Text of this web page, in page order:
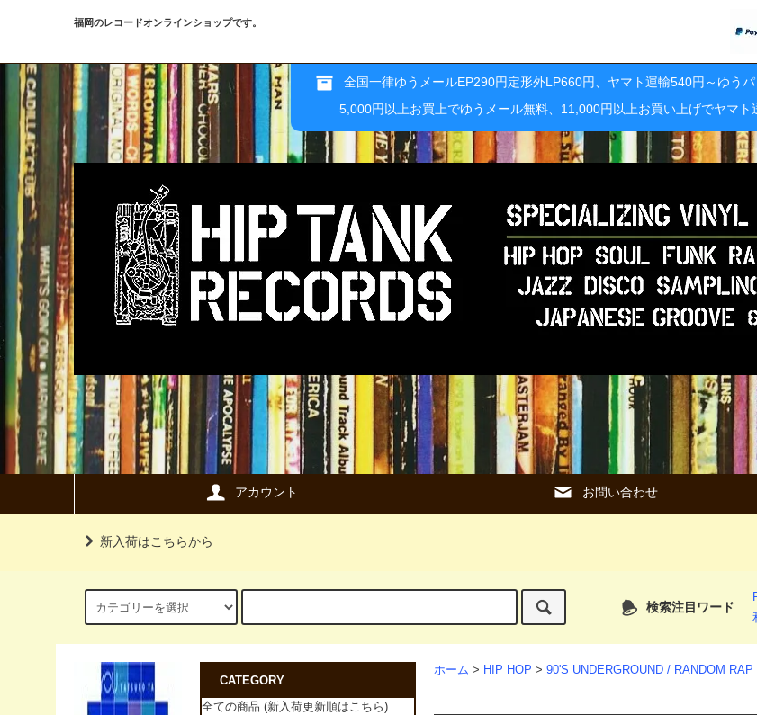
福岡のレコードオンラインショップです。
全国一律ゆうメールEP290円定形外LP660円、ヤマト運輸540円～ゆうパ
5,000円以上お買上でゆうメール無料、11,000円以上お買い上げでヤマト
アカウント お問い合わせ
新入荷はこちらから
検索注目ワード
ホーム > HIP HOP > 90'S UNDERGROUND / RANDOM RAP
CATEGORY
全ての商品 (新入荷更新順はこちら)